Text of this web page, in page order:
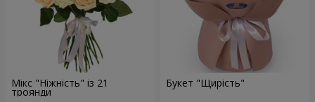
Мікс "Ніжність" із 21
троянди
Букет "Щирість"